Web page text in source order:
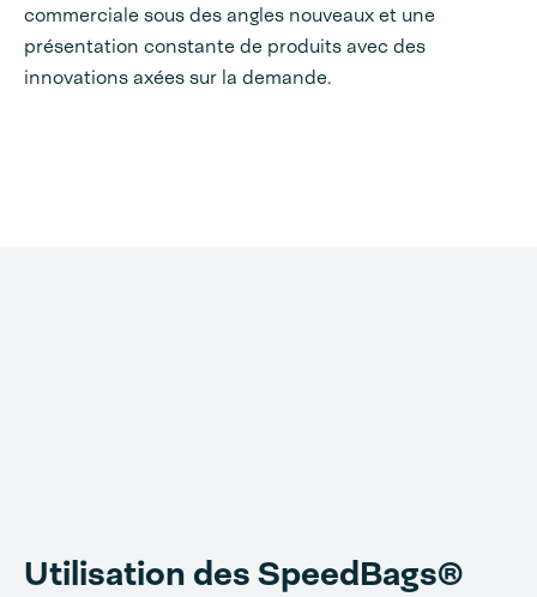
commerciale sous des angles nouveaux et une
présentation constante de produits avec des
innovations axées sur la demande.
Utilisation des SpeedBags®